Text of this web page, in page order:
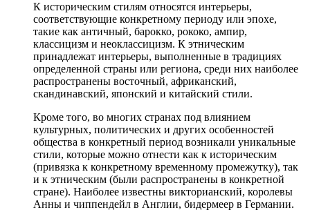
К историческим стилям относятся интерьеры,
соответствующие конкретному периоду или эпохе,
такие как античный, барокко, рококо, ампир,
классицизм и неоклассицизм. К этническим
принадлежат интерьеры, выполненные в традициях
определенной страны или региона, среди них наиболее
распространены восточный, африканский,
скандинавский, японский и китайский стили.
Кроме того, во многих странах под влиянием
культурных, политических и других особенностей
общества в конкретный период возникали уникальные
стили, которые можно отнести как к историческим
(привязка к конкретному временному промежутку), так
и к этническим (были распространены в конкретной
стране). Наиболее известны викторианский, королевы
Анны и чиппендейл в Англии, бидермеер в Германии.